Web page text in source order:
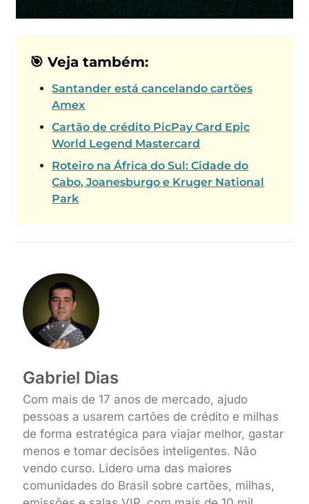
🎯 Veja também:
Santander está cancelando cartões
Amex
Cartão de crédito PicPay Card Epic
World Legend Mastercard
Roteiro na África do Sul: Cidade do
Cabo, Joanesburgo e Kruger National
Park
Gabriel Dias
Com mais de 17 anos de mercado, ajudo
pessoas a usarem cartões de crédito e milhas
de forma estratégica para viajar melhor, gastar
menos e tomar decisões inteligentes. Não
vendo curso. Lidero uma das maiores
comunidades do Brasil sobre cartões, milhas,